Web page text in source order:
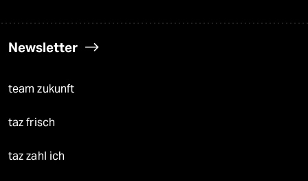
Newsletter
team zukunft
taz frisch
taz zahl ich